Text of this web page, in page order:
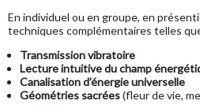
En individuel ou en groupe, en
techniques complémentaires telles
Transmission vibratoire
Lecture intuitive du champ
Canalisation d’énergie universelle
Géométries sacrées(fleur de vie,